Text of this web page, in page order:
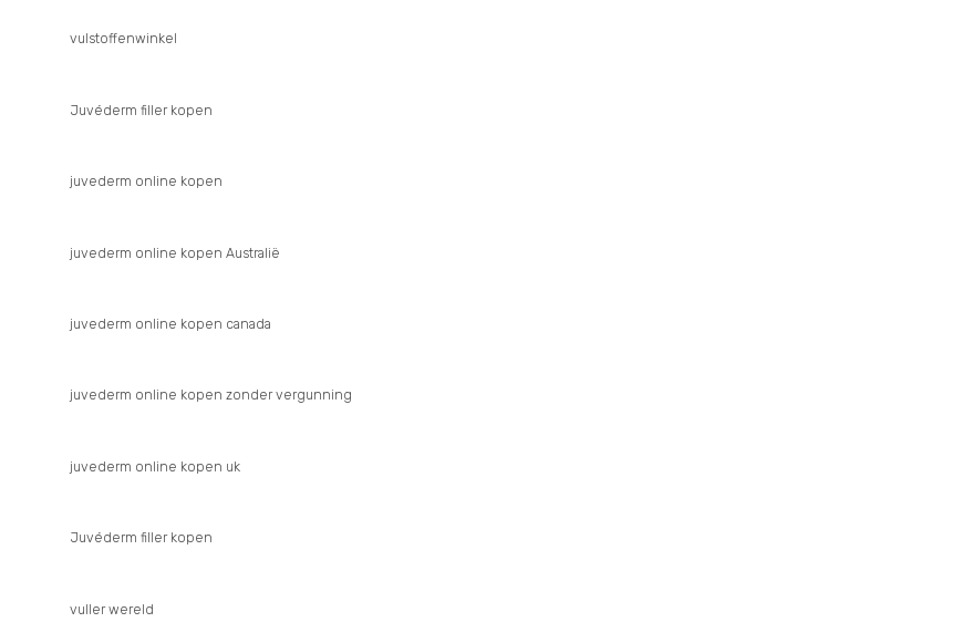
vulstoffenwinkel
Juvéderm filler kopen
juvederm online kopen
juvederm online kopen Australië
juvederm online kopen canada
juvederm online kopen zonder vergunning
juvederm online kopen uk
Juvéderm filler kopen
vuller wereld